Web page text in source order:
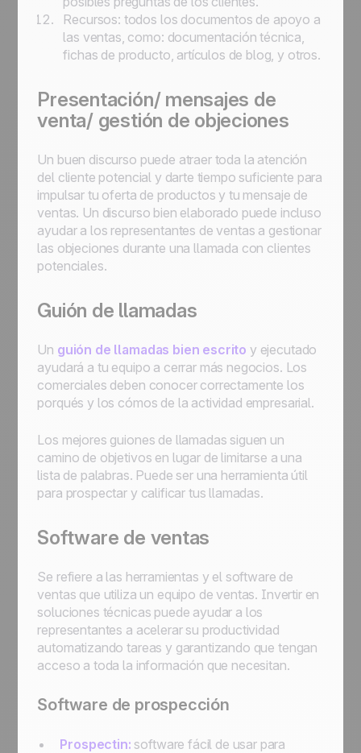
Recursos: todos los documentos de apoyo a
las ventas, como: documentación técnica,
fichas de producto, artículos de blog, y otros.
Presentación/ mensajes de
venta/ gestión de objeciones
Un buen discurso puede atraer toda la atención
del cliente potencial y darte tiempo suficiente para
impulsar tu oferta de productos y tu mensaje de
ventas. Un discurso bien elaborado puede incluso
ayudar a los representantes de ventas a gestionar
las objeciones durante una llamada con clientes
potenciales.
Guión de llamadas
Un guión de llamadas bien escrito y ejecutado
ayudará a tu equipo a cerrar más negocios. Los
comerciales deben conocer correctamente los
porqués y los cómos de la actividad empresarial.
Los mejores guiones de llamadas siguen un
camino de objetivos en lugar de limitarse a una
lista de palabras. Puede ser una herramienta útil
para prospectar y calificar tus llamadas.
Software de ventas
Se refiere a las herramientas y el software de
ventas que utiliza un equipo de ventas. Invertir en
soluciones técnicas puede ayudar a los
representantes a acelerar su productividad
automatizando tareas y garantizando que tengan
acceso a toda la información que necesitan.
Software de prospección
Prospectin: software fácil de usar para